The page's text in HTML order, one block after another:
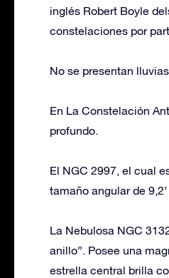
inglés Robert Boyle
constelaciones por
No se presentan
En La Constelación
profundo.
El NGC 2997, el cual
tamaño angular de
La Nebulosa NGC
anillo”. Posee una
estrella central brilla